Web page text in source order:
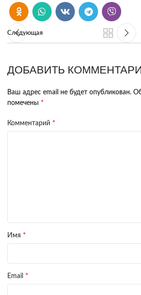
Следующая
ДОБАВИТЬ
Ваш адрес email не будет опубликован.
помечены *
Комментарий *
Имя *
Email *